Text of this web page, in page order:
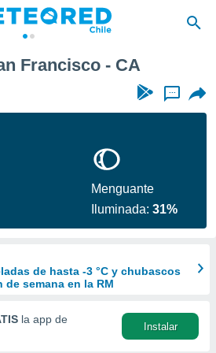
Francisco - CA
...
Menguante
Iluminada:31%
de hasta -3 °C y chubascos
de semana en la RM
la app de
Instalar